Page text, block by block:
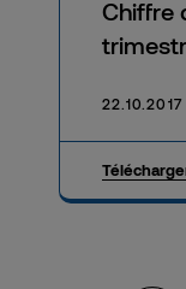
Chiffre
22.10.2017